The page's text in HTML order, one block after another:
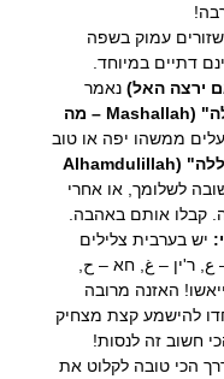
שזורים עמוק בשפה
דתיים במיוחד.
נאמר
"מאשאללה" (Mashallah – מה
ממשהו יפה או טוב
"אלחמדללה" (Alhamdulillah
לשלומך, או אחרי
קבלו אותם באהבה.
יש בערבית צלילים
ع, ר'ין – غ, חא – ح,
האזנה מרובה
להישמע קצת מצחיק
חשוב זה לנסות!
הכי טובה לקלוט את